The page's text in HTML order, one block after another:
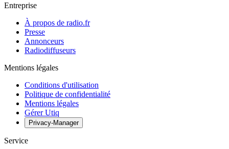
Entreprise
À propos de radio.fr
Presse
Annonceurs
Radiodiffuseurs
Mentions légales
Conditions d'utilisation
Politique de confidentialité
Mentions légales
Gérer Utiq
Privacy-Manager
Service